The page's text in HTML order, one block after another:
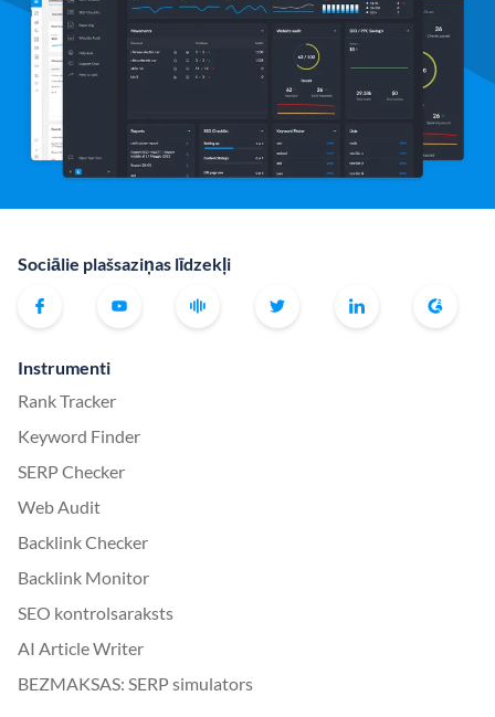
Sociālie plašsaziņas līdzekļi
Instrumenti
Rank Tracker
Keyword Finder
SERP Checker
Web Audit
Backlink Checker
Backlink Monitor
SEO kontrolsaraksts
AI Article Writer
BEZMAKSAS: SERP simulators